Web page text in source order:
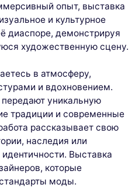
опыт, выставка
и культурное
диаспоре, демонстрируя
художественную сцену.
в атмосферу,
и вдохновением.
уникальную
традиции и современные
рассказывает свою
наследия или
Выставка
которые
моды.